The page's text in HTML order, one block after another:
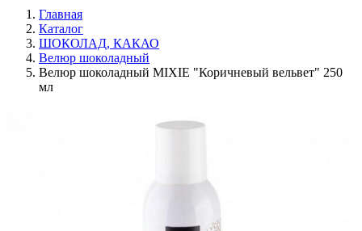
Главная
Каталог
ШОКОЛАД, КАКАО
Велюр шоколадный
Велюр шоколадный MIXIE "Коричневый вельвет" 250
мл